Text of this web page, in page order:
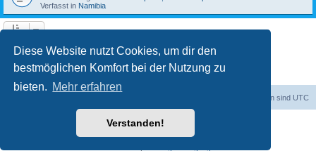
Diese Website nutzt Cookies, um dir den
bestmöglichen Komfort bei der Nutzung zu
bieten. Mehr erfahren
Verstanden!
Verfasst in Namibia
Die Suche ergab 103 Treffer 1 2 3
Alle Zeiten sind UTC
Powered byphpBB® Forum Software © phpBB Limited
phpBB.de